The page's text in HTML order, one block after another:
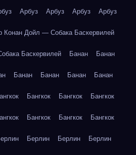
Арбуз Арбуз Арбуз Арбуз
Конан Дойл — Собака Баскервилей
Баскервилей Банан Банан
Банан Банан Банан Банан
Бангкок Бангкок Бангкок
Бангкок Бангкок Бангкок
Берлин Берлин Берлин